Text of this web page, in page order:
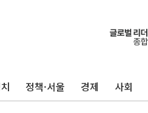
정책·서울 경제 사회